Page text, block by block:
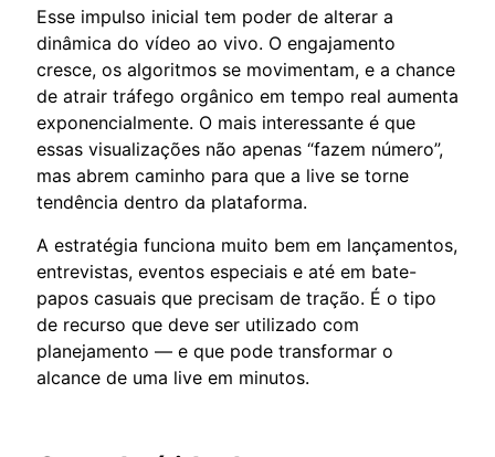
Esse impulso inicial tem poder de alterar a
dinâmica do vídeo ao vivo. O engajamento
cresce, os algoritmos se movimentam, e a chance
de atrair tráfego orgânico em tempo real aumenta
exponencialmente. O mais interessante é que
essas visualizações não apenas “fazem número”,
mas abrem caminho para que a live se torne
tendência dentro da plataforma.
A estratégia funciona muito bem em lançamentos,
entrevistas, eventos especiais e até em bate-
papos casuais que precisam de tração. É o tipo
de recurso que deve ser utilizado com
planejamento — e que pode transformar o
alcance de uma live em minutos.